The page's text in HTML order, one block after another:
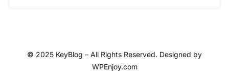
© 2025 KeyBlog – All Rights Reserved. Designed by
WPEnjoy.com